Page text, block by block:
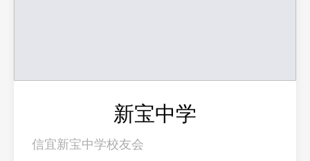
新宝中学
信宜新宝中学校友会